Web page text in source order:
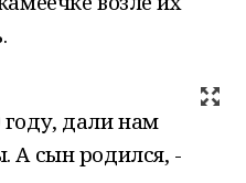
году, дали нам
А сын родился, -